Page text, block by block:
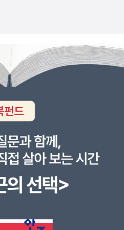
극적인 공존 가능성을 조심스럽게
은 우리가 하나의 기관, 즉 합리적
관을 위축시킬 필요는 없다는 것이
창 서문 中 p20 <색채론>에는
오지 않는다. 그러나 그의 관찰과
나는 볼 수 없다. <색채론>의 저작
고에 치중하지 않으려 했고 그의 많
위하게 관심을 보였다. 좋은 글쓰
서 동화되기도 여전히 ㅠ.ㅠ 힘들
가 됐다는...@--@ 그럼에도 시즌
다. 십대 중반, 이십대 중반, 삼십대
으면 어떤 느낌일지, 벌써부터 궁금
머리에 다시 동여맨 헌 수건에도 빨
조각을 물어뜯던 패들의 입 가장자
있었다. 포도주가 또다시 거리의 자
마을, 술집 앞, 포도주통이 엎질러
뻘건 이미지로 격하게 다가온다.그
많이 흘러 어느 아침점점 날이 새어
에 닿자 고개 너머에도 햇살이 퍼
물로 변했고, 돌 얼굴들도 마치 피
랫소리가 드높은 하늘에 울렸다.
을 맞은 큰 창문턱에서 한 마리의
놀라 입을 딱 벌리고 아래턱을 떨어
in every individual w
reveal itself completely in e
판, 27쪽)문제의 단어는 t
로 지시대명사다(그건 내가 갖고 있
). 국역본의 두 역자는 이 '이것'을 서
므로 '찾으려는' 것 역시 '전체성'이
나 이 대목의 번역은 어느 한쪽이
의 과제'를 실행하는 것은 언제나
나왔다(*토도로프에 관해서는 이전
이라면, 그거 번역이 있지 않어?
에 문예출판사에서 <산문의 시학
후자는 영역본의 번역이라는 점이
서문이 들어가 있고, 불어본에는 영
방법론상의 유산'이 1장으로 들어
, 이 <산문의 시학>에는 아주 난해
프에 대한 글도 한편 실려 있다.
낫다. 문예출판사본은 연대 국문
신동욱 교수로 돼 있다), '시제'를
무리가 있는 책. 그렇다고 해서 예림